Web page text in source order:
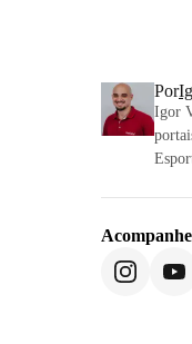
Por
Igor
Acompanhe